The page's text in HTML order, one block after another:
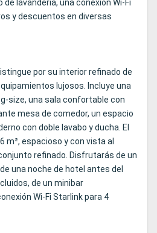
lavandería, una conexión Wi‑Fi
y descuentos en diversas
por su interior refinado de
lujosos. Incluye una
una sala confortable con
mesa de comedor, un espacio
con doble lavabo y ducha. El
m², espacioso y con vista al
refinado. Disfrutarás de un
una noche de hotel antes del
de un minibar
Wi‑Fi Starlink para 4